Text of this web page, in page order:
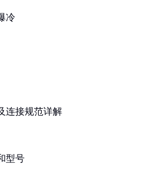
冷
连接规范详解
型号